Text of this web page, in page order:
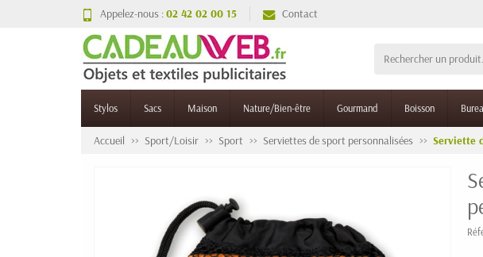
Appelez-nous :02 42 02 00 15 Contact
Stylos Sacs Maison Nature/Bien-être Gourmand Boisson
Accueil Sport/Loisir Sport Serviettes de sport personnalisées Serviette